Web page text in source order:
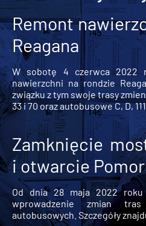
Remont
Reagana
W sobotę 4 czerwca 2022
nawierzchni na rondzie
związku z tym swoje trasy
33 i 70 oraz autobusowe C, D,
Zamknięcie
i otwarcie
Od dnia 28 maja 2022 roku
wprowadzenie zmian
autobusowych. Szczegóły